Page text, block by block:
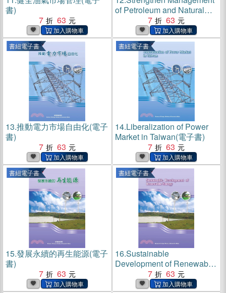
書)
7
63
of Petroleum and Natural
Gas(電子書)
7 63
書紐電子書
13.推動電力市場自由化(電子
書)
7
63
書紐電子書
14.Liberalization of Power
Market in Taiwan(電子書)
7
63
書紐電子書
15.發展永續的再生能源(電子
書)
7
63
書紐電子書
16.Sustainable
Development of Renewable
Energy(電子書)
7 63